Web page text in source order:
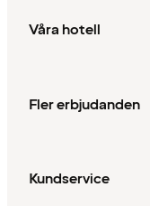
Våra hotell
Fler erbjudanden
Kundservice